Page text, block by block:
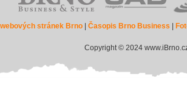
stránek Brno |Časopis Brno Business
Copyright © 2024